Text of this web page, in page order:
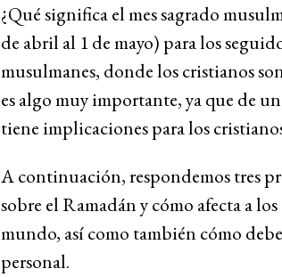
¿Qué significa el mes sagrado
de abril al 1 de mayo) para los
musulmanes, donde los cristianos
es algo muy importante, ya que de
tiene implicaciones para los
A continuación, respondemos tres
sobre el Ramadán y cómo afecta a
mundo, así como también cómo
personal.